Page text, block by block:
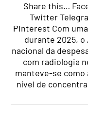
Share this…
Twitter
Pinterest Com
durante 2025,
nacional da
com radiologia
manteve-se como
nível de